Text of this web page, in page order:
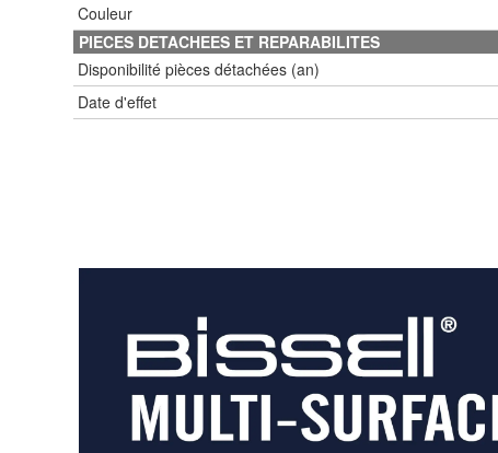
Couleur
PIECES DETACHEES ET REPARABILITES
Disponibilité pièces détachées (an)
Date d'effet